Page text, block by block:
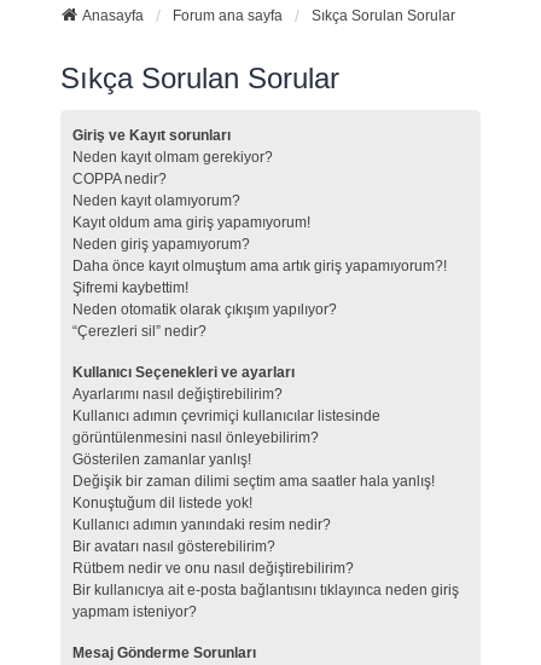
Anasayfa Forum ana sayfa Sıkça Sorulan Sorular
Sıkça Sorulan Sorular
Giriş ve Kayıt sorunları
Neden kayıt olmam gerekiyor?
COPPA nedir?
Neden kayıt olamıyorum?
Kayıt oldum ama giriş yapamıyorum!
Neden giriş yapamıyorum?
Daha önce kayıt olmuştum ama artık giriş yapamıyorum?!
Şifremi kaybettim!
Neden otomatik olarak çıkışım yapılıyor?
“Çerezleri sil” nedir?
Kullanıcı Seçenekleri ve ayarları
Ayarlarımı nasıl değiştirebilirim?
Kullanıcı adımın çevrimiçi kullanıcılar listesinde
görüntülenmesini nasıl önleyebilirim?
Gösterilen zamanlar yanlış!
Değişik bir zaman dilimi seçtim ama saatler hala yanlış!
Konuştuğum dil listede yok!
Kullanıcı adımın yanındaki resim nedir?
Bir avatarı nasıl gösterebilirim?
Rütbem nedir ve onu nasıl değiştirebilirim?
Bir kullanıcıya ait e-posta bağlantısını tıklayınca neden giriş
yapmam isteniyor?
Mesaj Gönderme Sorunları